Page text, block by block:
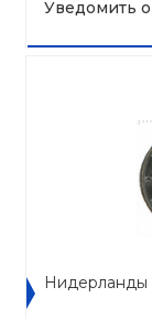
Уведомить
Нидерланды